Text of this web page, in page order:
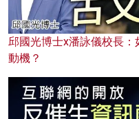
邱國光博士x潘詠儀校長
動機？